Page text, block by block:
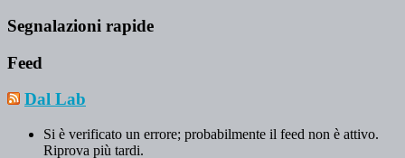
Segnalazioni rapide
Feed
Dal Lab
Si è verificato un errore; probabilmente il feed non è attivo.
Riprova più tardi.